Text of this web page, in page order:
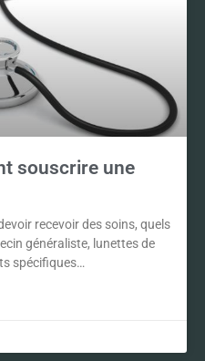
souscrire une
recevoir des soins, quels
généraliste, lunettes de
spécifiques…